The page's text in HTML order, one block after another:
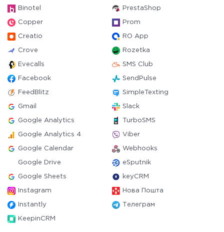
Binotel PrestaShop
Copper Prom
Creatio RO App
Crove Rozetka
Evecalls SMS Club
Facebook SendPulse
FeedBlitz SimpleTexting
Gmail Slack
Google Analytics TurboSMS
Google Analytics 4 Viber
Google Calendar Webhooks
Google Drive eSputnik
Google Sheets keyCRM
Instagram Нова Пошта
Instantly Телеграм
KeepinCRM